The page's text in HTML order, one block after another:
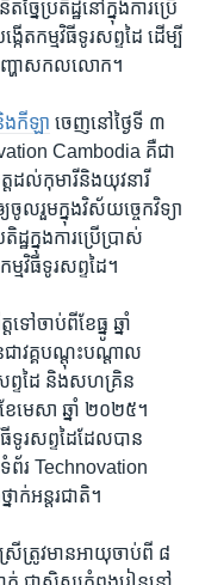
ៃ​ប្រតិដ្ឋ​នៅក្នុងការ​ប្រើ
ត​កម្មវិធីទូរសព្ទ​ដៃ ដើម្បី​
ញ្ហា​សកលលោក។
កីឡា ចេញនៅ​ថ្ងៃទី ​៣
Cambodia គឺជា​
ត​ដល់​កុមារីនិង​យុវនារី​
ចូលរួម​ក្នុង​វិស័យ​ច្ចេកវិទ្យា
ឋក្នុង​ការ​ប្រើប្រាស់​
មវិធីទូរសព្ទដៃ។
ៅ​ចាប់​ពីខែធ្នូ ​ឆ្នាំ​
វគ្គបណ្តុះបណ្តាល​
ព្ទ​ដៃ និង​សហគ្រិន
មេសា ឆ្នាំ​ ២០២៥។
ធី​ទូរសព្ទដៃ​ដែល​បាន​
ទំព័រ​ Technovation
ក់​អន្តរជាតិ។
រី​ត្រូវ​មាន​អាយុ​ចាប់ពី​ ៨